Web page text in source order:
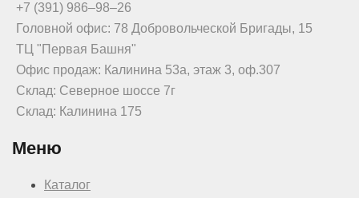
+7 (391) 986‒98‒26
Головной офис: 78 Добровольческой Бригады, 15
ТЦ "Первая Башня"
Офис продаж: Калинина 53а, этаж 3, оф.307
Склад: Северное шоссе 7г
Склад: Калинина 175
Меню
Каталог